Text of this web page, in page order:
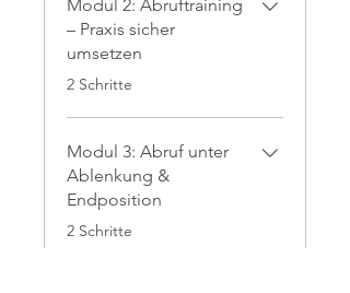
Modul 2: Abruftraining
– Praxis sicher
umsetzen
.
2 Schritte
Modul 3: Abruf unter
Ablenkung &
Endposition
.
2 Schritte